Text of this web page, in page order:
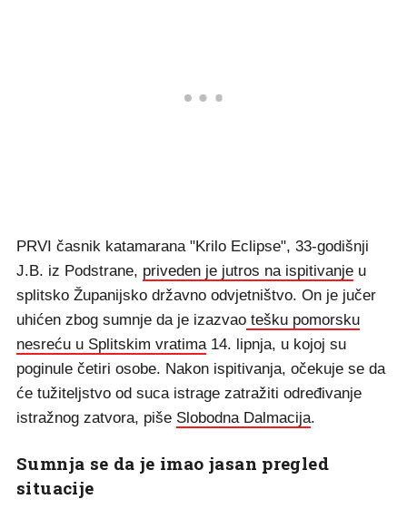
PRVI časnik katamarana "Krilo Eclipse", 33-godišnji
J.B. iz Podstrane, priveden je jutros na ispitivanje u
splitsko Županijsko državno odvjetništvo. On je jučer
uhićen zbog sumnje da je izazvao tešku pomorsku
nesreću u Splitskim vratima14. lipnja, u kojoj su
poginule četiri osobe. Nakon ispitivanja, očekuje se da
će tužiteljstvo od suca istrage zatražiti određivanje
istražnog zatvora, piše Slobodna Dalmacija.
Sumnja se da je imao jasan pregled
situacije